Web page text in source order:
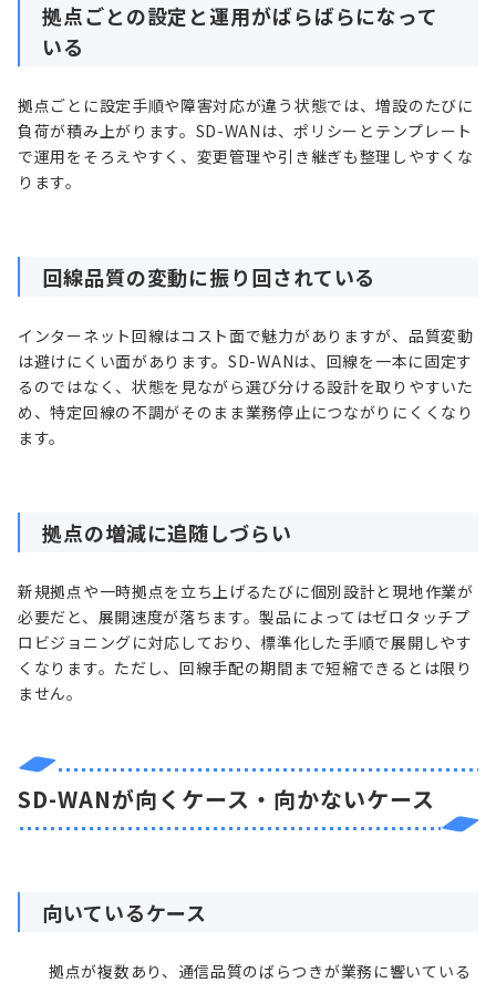
拠点ごとの設定と運用がばらばらになって
いる
拠点ごとに設定手順や障害対応が違う状態では、増設のたびに
負荷が積み上がります。SD-WANは、ポリシーとテンプレート
で運用をそろえやすく、変更管理や引き継ぎも整理しやすくな
ります。
回線品質の変動に振り回されている
インターネット回線はコスト面で魅力がありますが、品質変動
は避けにくい面があります。SD-WANは、回線を一本に固定す
るのではなく、状態を見ながら選び分ける設計を取りやすいた
め、特定回線の不調がそのまま業務停止につながりにくくなり
ます。
拠点の増減に追随しづらい
新規拠点や一時拠点を立ち上げるたびに個別設計と現地作業が
必要だと、展開速度が落ちます。製品によってはゼロタッチプ
ロビジョニングに対応しており、標準化した手順で展開しやす
くなります。ただし、回線手配の期間まで短縮できるとは限り
ません。
SD-WANが向くケース・向かないケース
向いているケース
拠点が複数あり、通信品質のばらつきが業務に響いている